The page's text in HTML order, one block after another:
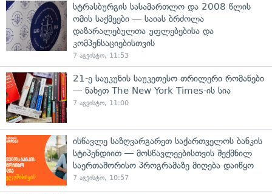
სტრასბურგის სასამართლო და 2008 წლის
ომის საქმეები — საიას ბრძოლა
დაზარალებულთა უფლებებისა და
კომპენსაციებისთვის
7 აგვისტო, 11:53
21-ე საუკუნის საუკეთესო თრილერი რომანები
— ნახეთ The New York Times-ის სია
7 აგვისტო, 11:00
ისწავლე საზღვარგარეთ საქართველოს ბანკის
სტიპენდიით — მოსწავლეებისთვის შექმნილ
საერთაშორისო პროგრამაზე მიღება დაიწყო
7 აგვისტო, 10:57